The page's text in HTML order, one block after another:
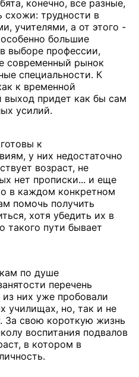
конечно, все разные,
схожи: трудности в
учителями, а от этого -
большие
выборе профессии,
современный рынок
специальности. К
к временной
выход придет как бы сам
усилий.
к
у них недостаточно
возраст, не
нет прописки... и еще
в каждом конкретном
помочь получить
хотя убедить их в
такого пути бывает
по душе
перечень
них уже пробовали
училищах, но, так и не
За свою короткую жизнь
воспитания подвалов
в котором в